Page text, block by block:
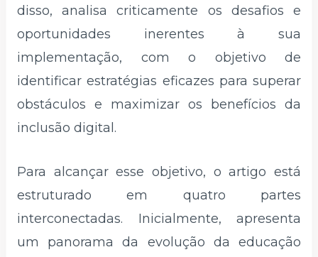
disso, analisa criticamente os desafios e
oportunidades inerentes à sua
implementação, com o objetivo de
identificar estratégias eficazes para superar
obstáculos e maximizar os benefícios da
inclusão digital.
Para alcançar esse objetivo, o artigo está
estruturado em quatro partes
interconectadas. Inicialmente, apresenta
um panorama da evolução da educação